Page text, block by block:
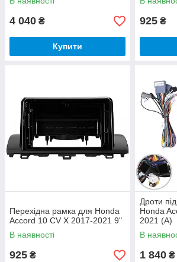
4 040 ₴
Купити
925 ₴
Перехідна рамка для Honda
Accord 10 CV X 2017-2021 9"
В наявності
925 ₴
Дроти
Honda
2021 (A)
В
1 840 ₴